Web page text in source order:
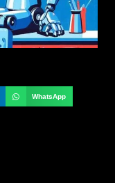
WhatsApp